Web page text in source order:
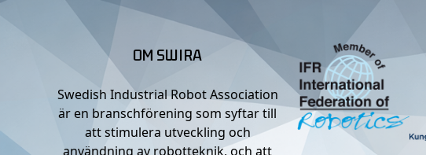
OM SWIRA
Swedish Industrial Robot Association
är en branschförening som syftar till
att stimulera utveckling och
användning av robotteknik, och att